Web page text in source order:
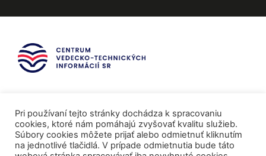
Pri používaní tejto stránky dochádza k spracovaniu
cookies, ktoré nám pomáhajú zvyšovať kvalitu služieb.
Súbory cookies môžete prijať alebo odmietnuť kliknutím
na jednotlivé tlačidlá. V prípade odmietnutia bude táto